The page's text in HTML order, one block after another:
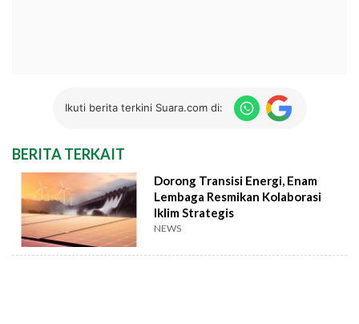
Ikuti berita terkini Suara.com di:
BERITA TERKAIT
Dorong Transisi Energi, Enam
Lembaga Resmikan Kolaborasi
Iklim Strategis
NEWS